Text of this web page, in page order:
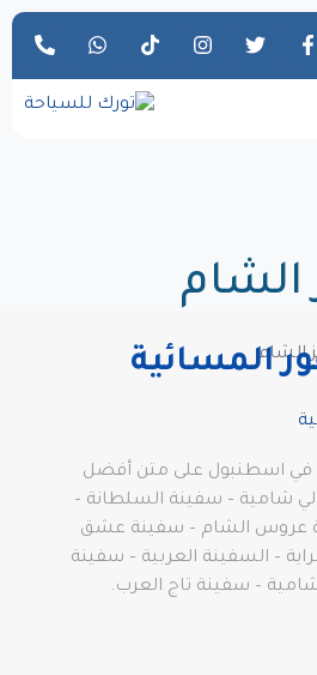
الشام
المسائية
في اسطنبول على متن أفضل
شامية – سفينة السلطانة –
عروس الشام – سفينة عشق
– السفينة العربية – سفينة
– سفينة تاج العرب.